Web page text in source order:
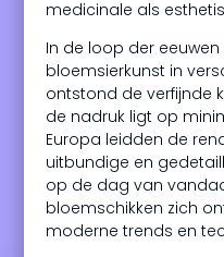
medicinale als
In de loop der
bloemsierkunst in
ontstond de verfijnde
de nadruk ligt op
Europa leidden de
uitbundige en
op de dag van
bloemschikken zich
moderne trends en